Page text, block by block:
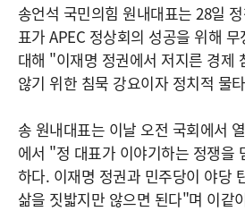
송언석 국민의힘 원내대표는 28일
표가 APEC 정상회의 성공을 위해
대해 "이재명 정권에서 저지른 경제
않기 위한 침묵 강요이자 정치적 물
송 원내대표는 이날 오전 국회에서
에서 "정 대표가 이야기하는 정쟁을
하다. 이재명 정권과 민주당이 야당
삶을 짓밟지만 않으면 된다"며 이같